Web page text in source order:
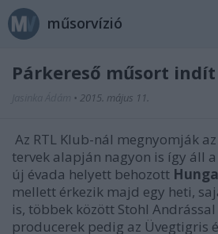
műsorvízió
Párkereső műsort indít
• 2015. május 11.
Az RTL Klub-nál megnyomják
tervek alapján nagyon is így áll
új évada helyett behozott
mellett érkezik majd egy heti,
is, többek között Stohl
producerek pedig az Üvegtigris